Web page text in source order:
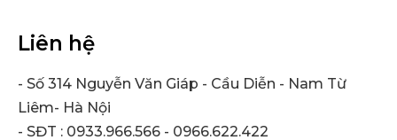
Liên hệ
- Số 314 Nguyễn Văn Giáp - Cầu Diễn - Nam Từ
Liêm- Hà Nội
- SĐT : 0933.966.566 - 0966.622.422